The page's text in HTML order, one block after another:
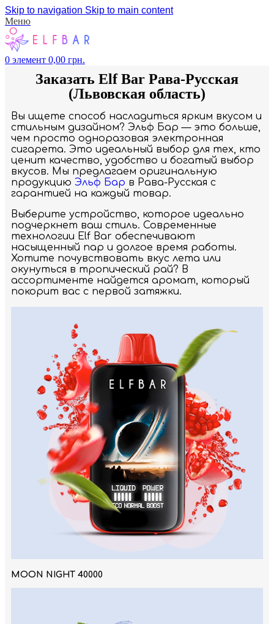
Skip to navigation Skip to main content
Меню
0 элемент 0,00 грн.
Заказать Elf Bar Рава-Русская
(Львовская область)
Вы ищете способ насладиться ярким вкусом и
стильным дизайном? Эльф Бар — это больше,
чем просто одноразовая электронная
сигарета. Это идеальный выбор для тех, кто
ценит качество, удобство и богатый выбор
вкусов. Мы предлагаем оригинальную
продукцию Эльф Бар в Рава-Русская с
гарантией на каждый товар.
Выберите устройство, которое идеально
подчеркнет ваш стиль. Современные
технологии Elf Bar обеспечивают
насыщенный пар и долгое время работы.
Хотите почувствовать вкус лета или
окунуться в тропический рай? В
ассортименте найдется аромат, который
покорит вас с первой затяжки.
MOON NIGHT 40000